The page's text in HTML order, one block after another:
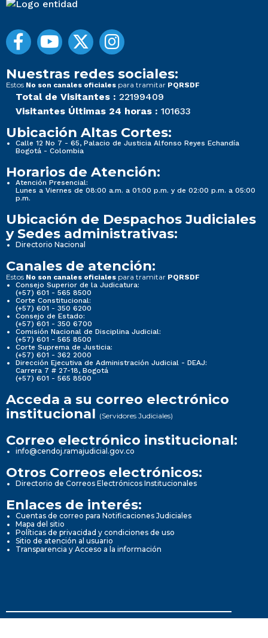
Nuestras redes sociales:
Estos No son canales oficiales para tramitar PQRSDF
Total de Visitantes : 22199409
Visitantes Últimas 24 horas : 101633
Ubicación Altas Cortes:
Calle 12 No 7 - 65, Palacio de Justicia Alfonso Reyes Echandía
Bogotá - Colombia
Horarios de Atención:
Atención Presencial:
Lunes a Viernes de 08:00 a.m. a 01:00 p.m. y de 02:00 p.m. a 05:00
p.m.
Ubicación de Despachos Judiciales
y Sedes administrativas:
Directorio Nacional
Canales de atención:
Estos No son canales oficiales para tramitar PQRSDF
Consejo Superior de la Judicatura:
(+57) 601 - 565 8500
Corte Constitucional:
(+57) 601 - 350 6200
Consejo de Estado:
(+57) 601 - 350 6700
Comisión Nacional de Disciplina Judicial:
(+57) 601 - 565 8500
Corte Suprema de Justicia:
(+57) 601 - 362 2000
Dirección Ejecutiva de Administración Judicial - DEAJ:
Carrera 7 # 27-18, Bogotá
(+57) 601 - 565 8500
Acceda a su correo electrónico
institucional (Servidores Judiciales)
Correo electrónico institucional:
info@cendoj.ramajudicial.gov.co
Otros Correos electrónicos:
Directorio de Correos Electrónicos Institucionales
Enlaces de interés:
Cuentas de correo para Notificaciones Judiciales
Mapa del sitio
Políticas de privacidad y condiciones de uso
Sitio de atención al usuario
Transparencia y Acceso a la información